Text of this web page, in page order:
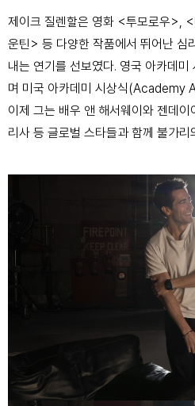
제이크 질렌할은 영화 <투모로우>,
운틴> 등 다양한 작품에서 뛰어난 심
내는 연기를 선보였다. 영국 아카데
며 미국 아카데미 시상식(Academy
이제 그는 배우 앤 해서웨이와 젠데
리사 등 글로벌 스타들과 함께 불가리